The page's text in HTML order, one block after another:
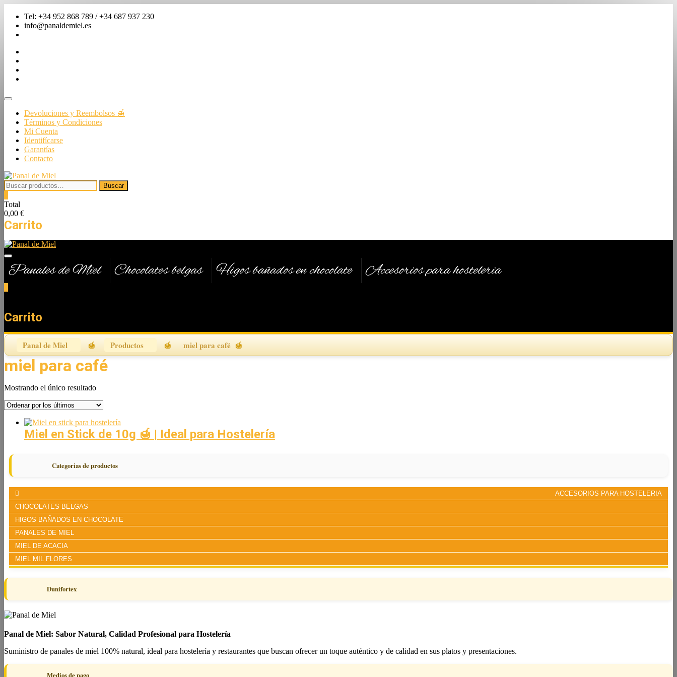
contenido
Tel: +34 952 868 789 / +34 687 937 230
info@panaldemiel.es
Menú
barra
superior
Devoluciones y Reembolsos 🍯
Términos y Condiciones
Mi Cuenta
Identifícarse
Garantías
Contacto
Buscar
por:
Buscar
Total
0,00 €
Carrito
Panales de Miel Chocolates belgas Higos bañados en chocolate Accesorios para hosteleria
Carrito
Panal de Miel Productos miel para café
miel para café
Mostrando el único resultado
Miel en Stick de 10g 🍯 | Ideal para Hostelería
Categorias de productos
ACCESORIOS PARA HOSTELERIA
CHOCOLATES BELGAS
HIGOS BAÑADOS EN CHOCOLATE
PANALES DE MIEL
MIEL DE ACACIA
MIEL MIL FLORES
Dunifortex
Panal de Miel: Sabor Natural, Calidad Profesional para Hostelería
Suministro de panales de miel 100% natural, ideal para hostelería y restaurantes que buscan ofrecer un toque auténtico y de calidad en sus platos y presentaciones.
Medios de pago